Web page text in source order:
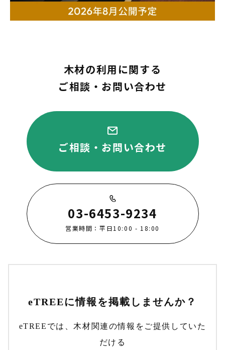
木材の利用に関する
ご相談・お問い合わせ
ご相談・お問い合わせ
03-6453-9234
営業時間：平日10:00 - 18:00
eTREEに情報を掲載しませんか？
eTREEでは、木材関連の情報をご提供していた
だける